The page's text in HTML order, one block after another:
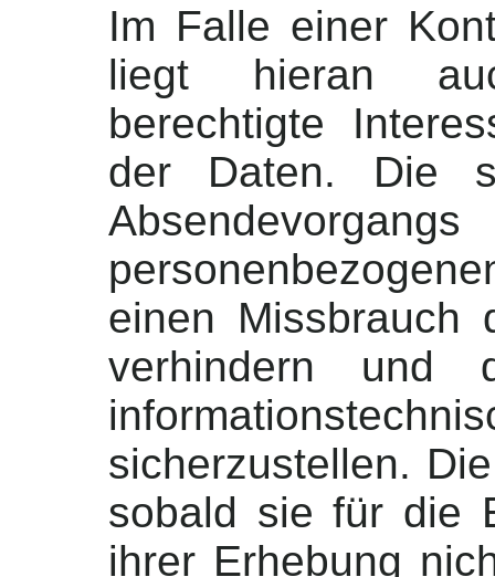
Im Falle einer
liegt hieran
berechtigte
der Daten. Die
einen Missbrauch
verhindern und
sicherzustellen.
sobald sie für die
ihrer Erhebung